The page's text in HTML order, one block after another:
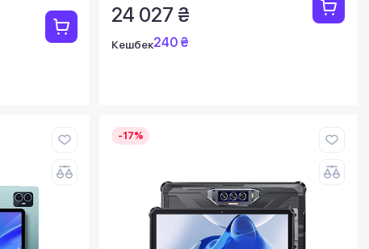
24 027 ₴
Кешбек240 ₴
-17%